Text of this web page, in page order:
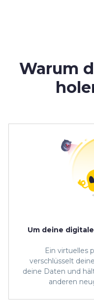
Warum
Um deine
Ein virtuelles
verschlüsselt
deine Daten und
anderen